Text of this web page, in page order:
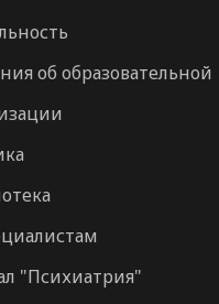
об образовательной
"Психиатрия"